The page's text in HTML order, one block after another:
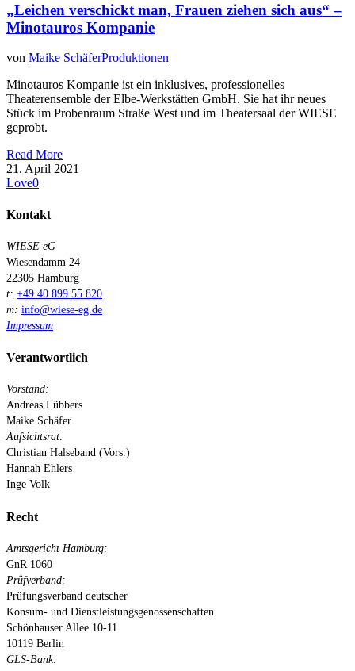
„Leichen verschickt man, Frauen ziehen sich aus“ –
Minotauros Kompanie
von Maike SchäferProduktionen
Minotauros Kompanie ist ein inklusives, professionelles
Theaterensemble der Elbe-Werkstätten GmbH. Sie hat ihr neues
Stück im Probenraum Straße West und im Theatersaal der WIESE
geprobt.
Read More
21. April 2021
Love0
Kontakt
WIESE eG
Wiesendamm 24
22305 Hamburg
t: +49 40 899 55 820
m: info@wiese-eg.de
Impressum
Verantwortlich
Vorstand:
Andreas Lübbers
Maike Schäfer
Aufsichtsrat:
Christian Halseband (Vors.)
Hannah Ehlers
Inge Volk
Recht
Amtsgericht Hamburg:
GnR 1060
Prüfverband:
Prüfungsverband deutscher
Konsum- und Dienstleistungsgenossenschaften
Schönhauser Allee 10-11
10119 Berlin
GLS-Bank: